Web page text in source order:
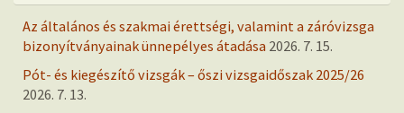
Az általános és szakmai érettségi, valamint a záróvizsga
bizonyítványainak ünnepélyes átadása 2026. 7. 15.
Pót- és kiegészítő vizsgák – őszi vizsgaidőszak 2025/26
2026. 7. 13.